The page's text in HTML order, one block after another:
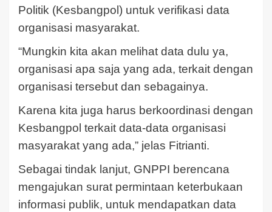
Politik (Kesbangpol) untuk verifikasi data
organisasi masyarakat.
“Mungkin kita akan melihat data dulu ya,
organisasi apa saja yang ada, terkait dengan
organisasi tersebut dan sebagainya.
Karena kita juga harus berkoordinasi dengan
Kesbangpol terkait data-data organisasi
masyarakat yang ada,” jelas Fitrianti.
Sebagai tindak lanjut, GNPPI berencana
mengajukan surat permintaan keterbukaan
informasi publik, untuk mendapatkan data